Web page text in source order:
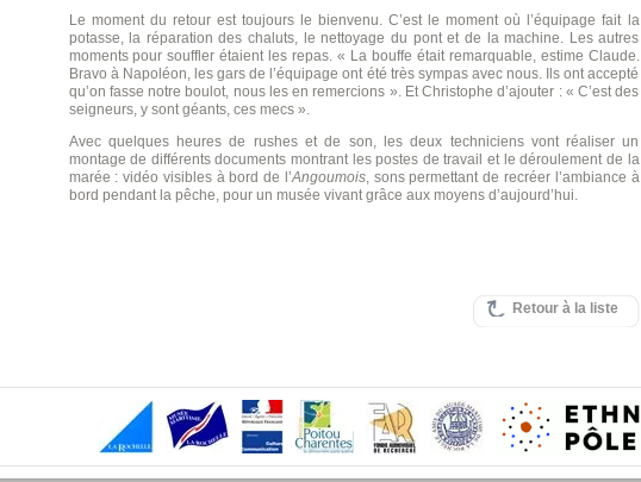
Le moment du retour est toujours le bienvenu. C’est le moment où l’équipage fait la
potasse, la réparation des chaluts, le nettoyage du pont et de la machine. Les autres
moments pour souffler étaient les repas. « La bouffe était remarquable, estime Claude.
Bravo à Napoléon, les gars de l’équipage ont été très sympas avec nous. Ils ont accepté
qu’on fasse notre boulot, nous les en remercions ». Et Christophe d’ajouter : « C’est des
seigneurs, y sont géants, ces mecs ».
Avec quelques heures de rushes et de son, les deux techniciens vont réaliser un
montage de différents documents montrant les postes de travail et le déroulement de la
marée : vidéo visibles à bord de l’Angoumois, sons permettant de recréer l’ambiance à
bord pendant la pêche, pour un musée vivant grâce aux moyens d’aujourd’hui.
Retour à la liste